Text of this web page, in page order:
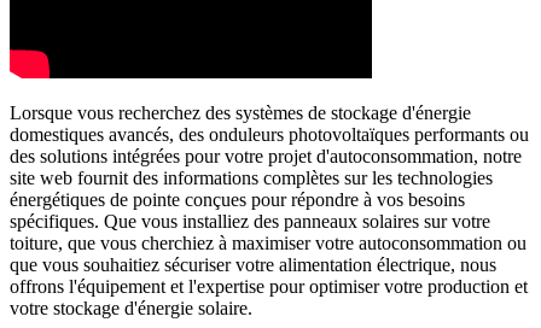
Lorsque vous recherchez des systèmes de stockage d'énergie
domestiques avancés, des onduleurs photovoltaïques performants ou
des solutions intégrées pour votre projet d'autoconsommation, notre
site web fournit des informations complètes sur les technologies
énergétiques de pointe conçues pour répondre à vos besoins
spécifiques. Que vous installiez des panneaux solaires sur votre
toiture, que vous cherchiez à maximiser votre autoconsommation ou
que vous souhaitiez sécuriser votre alimentation électrique, nous
offrons l'équipement et l'expertise pour optimiser votre production et
votre stockage d'énergie solaire.